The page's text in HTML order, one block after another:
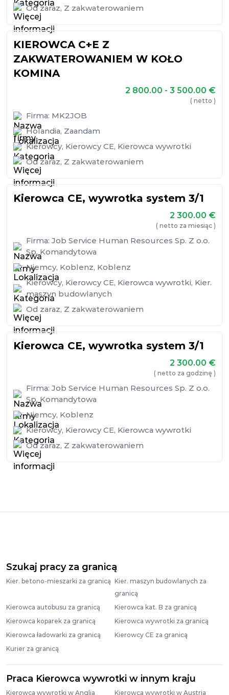
Od zaraz, Z zakwaterowaniem
KIEROWCA C+E Z
ZAKWATEROWANIEM W KOŁO
KOMINA
2 800.00 - 3 500.00 €
( netto )
Firma: MK2JOB
Holandia, Zaandam
Kierowcy, Kierowcy CE, Kierowca wywrotki
Od zaraz, Z zakwaterowaniem
Kierowca CE, wywrotka system 3/1
2 300.00 €
( netto za miesiąc )
Firma: Job Service Human Resources Sp. Z o.o.
Sp. Komandytowa
Niemcy, Koblenz, Koblenz
Kierowcy, Kierowcy CE, Kierowca wywrotki, Kier.
maszyn budowlanych
Od zaraz, Z zakwaterowaniem
Kierowca CE, wywrotka system 3/1
2 300.00 €
( netto za godzinę )
Firma: Job Service Human Resources Sp. Z o.o.
Sp. Komandytowa
Niemcy, Koblenz
Kierowcy, Kierowcy CE, Kierowca wywrotki
Od zaraz, Z zakwaterowaniem
Szukaj pracy za granicą
Kier. betono-mieszarki za granicą Kier. maszyn budowlanych za
granicą
Kierowca autobusu za granicą
Kierowca kat. B za granicą
Kierowca koparek za granicą
Kierowca wywrotki za granicą
Kierowca ładowarki za granicą
Kierowcy CE za granicą
Kurier za granicą
Praca Kierowca wywrotki w innym kraju
Kierowca wywrotki w Anglia Kierowca wywrotki w Austria